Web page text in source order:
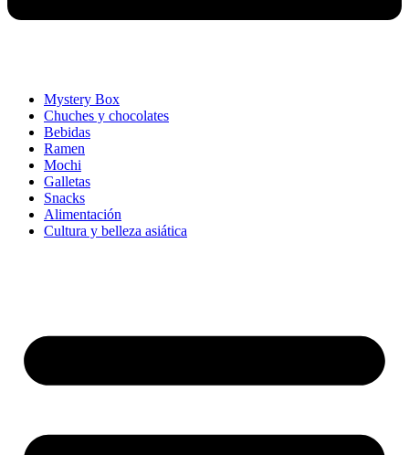
Mystery Box
Chuches y chocolates
Bebidas
Ramen
Mochi
Galletas
Snacks
Alimentación
Cultura y belleza asiática